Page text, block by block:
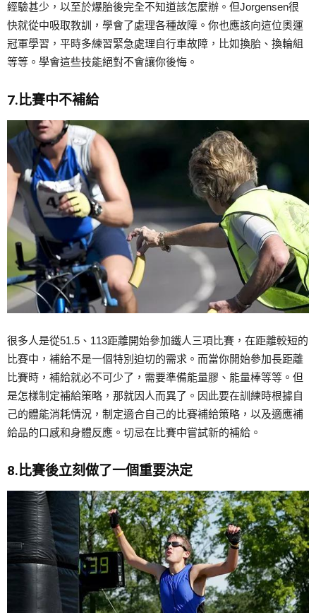
經驗甚少，以至於爆胎後完全不知道該怎麼辦。但Jorgensen很
快就從中吸取教訓，學會了處理各種故障。你也應該向這位奧運
冠軍學習，平時多練習緊急處理自行車故障，比如換胎、換輪組
等等。學會這些技能絕對不會讓你後悔。
7.比賽中不補給
很多人是從51.5、113距離開始參加鐵人三項比賽，在距離較短的
比賽中，補給不是一個特別迫切的需求。而當你開始參加長距離
比賽時，補給就必不可少了，需要準備能量膠、能量棒等等。但
是怎樣制定補給策略，那就因人而異了。因此要在訓練時根據自
己的體能消耗情況，制定適合自己的比賽補給策略，以及適應補
給品的口感和身體反應。切忌在比賽中嘗試新的補給。
8.比賽後立刻做了一個重要決定